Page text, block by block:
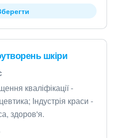
шкіри
кваліфікації -
Індустрія краси -
здоров'я.